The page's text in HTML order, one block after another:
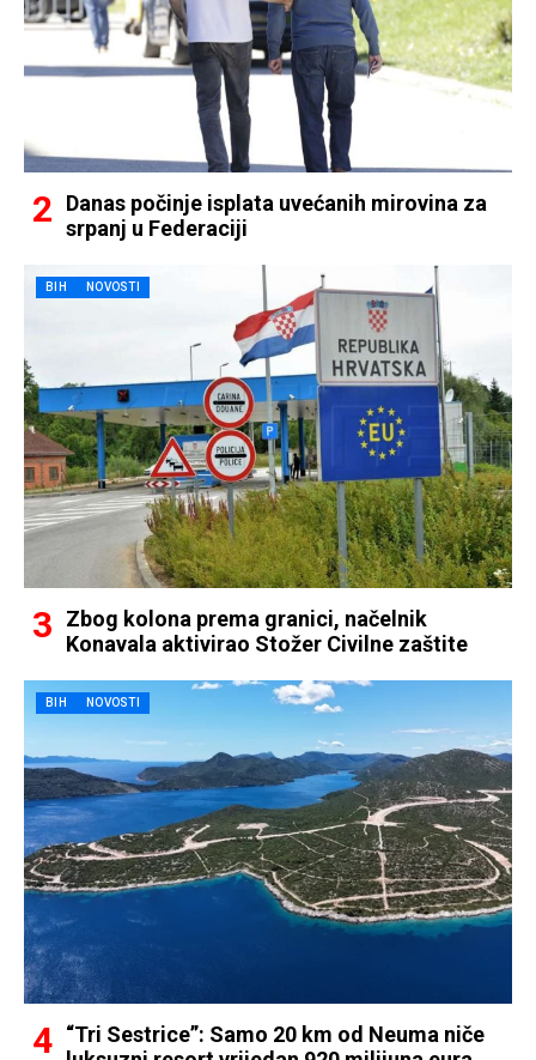
Danas počinje isplata uvećanih mirovina za
srpanj u Federaciji
BIH NOVOSTI
Zbog kolona prema granici, načelnik
Konavala aktivirao Stožer Civilne zaštite
BIH NOVOSTI
“Tri Sestrice”: Samo 20 km od Neuma niče